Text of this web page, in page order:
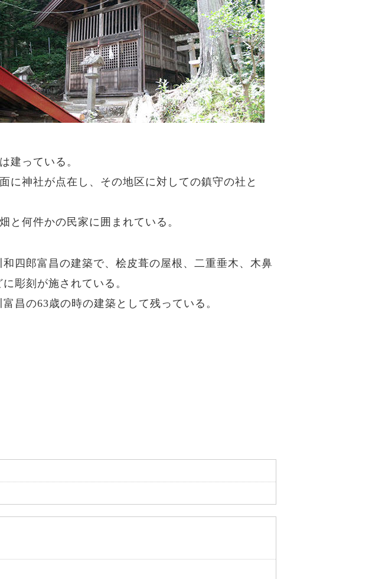
建っている。
に神社が点在し、その地区に対しての鎮守の社と
と何件かの民家に囲まれている。
和四郎富昌の建築で、桧皮葺の屋根、二重垂木、木鼻
に彫刻が施されている。
富昌の63歳の時の建築として残っている。